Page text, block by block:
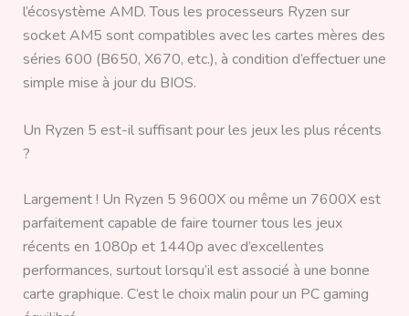
l’écosystème AMD. Tous les processeurs Ryzen sur
socket AM5 sont compatibles avec les cartes mères des
séries 600 (B650, X670, etc.), à condition d’effectuer une
simple mise à jour du BIOS.
Un Ryzen 5 est-il suffisant pour les jeux les plus récents
?
Largement ! Un Ryzen 5 9600X ou même un 7600X est
parfaitement capable de faire tourner tous les jeux
récents en 1080p et 1440p avec d’excellentes
performances, surtout lorsqu’il est associé à une bonne
carte graphique. C’est le choix malin pour un PC gaming